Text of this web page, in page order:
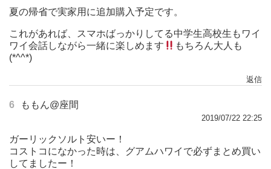
夏の帰省で実家用に追加購入予定です。
これがあれば、スマホばっかりしてる中学生高校生もワイ
ワイ会話しながら一緒に楽しめます
もちろん大人も
(*^^*)
返信
6 ももん@座間
2019/07/22 22:25
ガーリックソルト安いー！
コストコになかった時は、グアムハワイで必ずまとめ買い
してましたー！